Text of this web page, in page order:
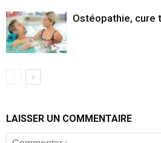
Ostéopathie, cure
LAISSER UN COMMENTAIRE